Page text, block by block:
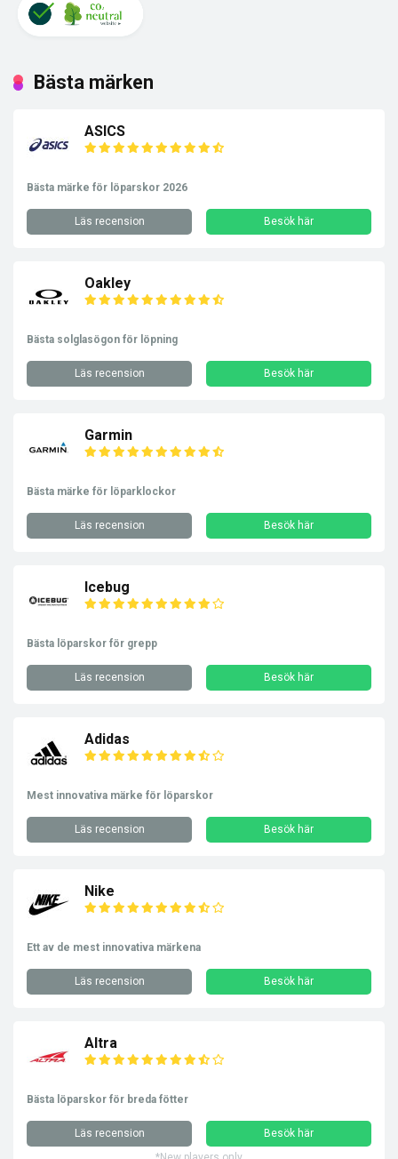
Bästa märken
ASICS
Bästa märke för löparskor 2026
Läs recension Besök här
Oakley
Bästa solglasögon för löpning
Läs recension Besök här
Garmin
Bästa märke för löparklockor
Läs recension Besök här
Icebug
Bästa löparskor för grepp
Läs recension Besök här
Adidas
Mest innovativa märke för löparskor
Läs recension Besök här
Nike
Ett av de mest innovativa märkena
Läs recension Besök här
Altra
Bästa löparskor för breda fötter
Läs recension
Besök här